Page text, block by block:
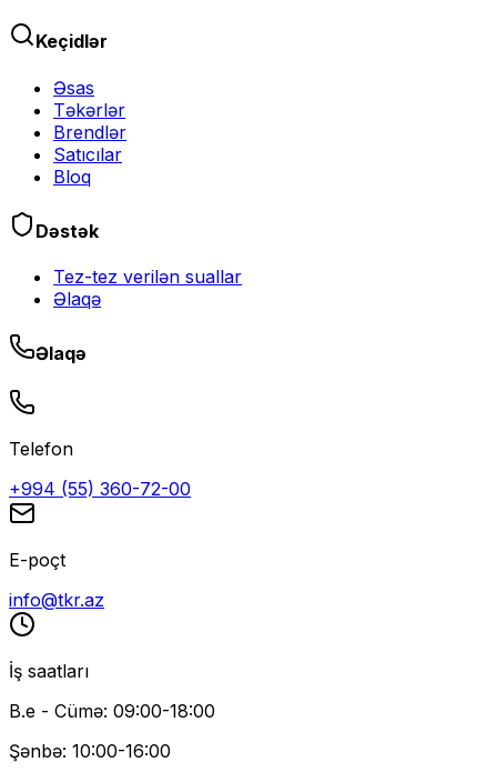
Keçidlər
Əsas
Təkərlər
Brendlər
Satıcılar
Bloq
Dəstək
Tez-tez verilən suallar
Əlaqə
Əlaqə
Telefon
+994 (55) 360-72-00
E-poçt
info@tkr.az
İş saatları
B.e - Cümə: 09:00-18:00
Şənbə: 10:00-16:00